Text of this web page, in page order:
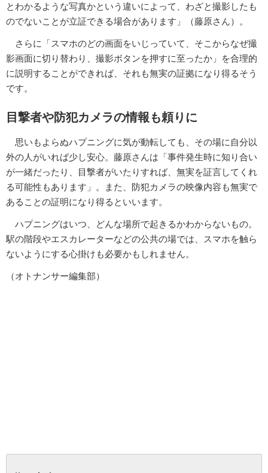
とわかるような写真かという違いによって、わざと撮影したも
のでないことが立証できる場合があります」（藤原さん）。
さらに「スマホのどの画面をいじっていて、そこからなぜ撮
影画面に切り替わり、撮影ボタンを押すに至ったか」を合理的
に説明することができれば、それも無実の証拠になり得るそう
です。
目撃者や防犯カメラの情報も頼りに
思いもよらぬハプニングに気が動転しても、その場に自分以
外の人がいれば少し安心。藤原さんは「事件発生時に知り合い
が一緒だったり、目撃者がいたりすれば、無実を証言してくれ
る可能性もあります」。また、防犯カメラの映像内容も無実で
あることの証明になり得るといいます。
ハプニングはいつ、どんな場所で起きるかわからないもの。
駅の階段やエスカレーターなどの公共の場では、スマホを触ら
ないようにする心掛けも必要かもしれません。
（オトナンサー編集部）